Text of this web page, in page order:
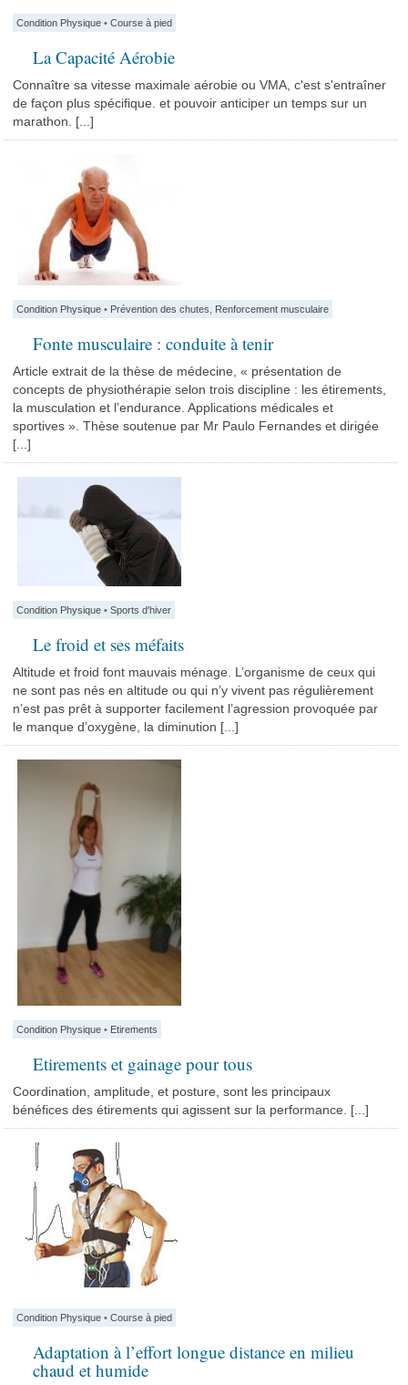
Condition Physique •Course à pied
La Capacité Aérobie
Connaître sa vitesse maximale aérobie ou VMA, c'est s'entraîner
de façon plus spécifique. et pouvoir anticiper un temps sur un
marathon. [...]
Condition Physique • Prévention des chutes Renforcement musculaire
Fonte musculaire : conduite à tenir
Article extrait de la thèse de médecine, « présentation de
concepts de physiothérapie selon trois discipline : les étirements,
la musculation et l’endurance. Applications médicales et
sportives ». Thèse soutenue par Mr Paulo Fernandes et dirigée
[...]
Condition Physique •Sports d'hiver
Le froid et ses méfaits
Altitude et froid font mauvais ménage. L’organisme de ceux qui
ne sont pas nés en altitude ou qui n’y vivent pas régulièrement
n’est pas prêt à supporter facilement l’agression provoquée par
le manque d’oxygène, la diminution [...]
Condition Physique • Etirements
Etirements et gainage pour tous
Coordination, amplitude, et posture, sont les principaux
bénéfices des étirements qui agissent sur la performance. [...]
Condition Physique •Course à pied
Adaptation à l’effort longue distance en milieu
chaud et humide